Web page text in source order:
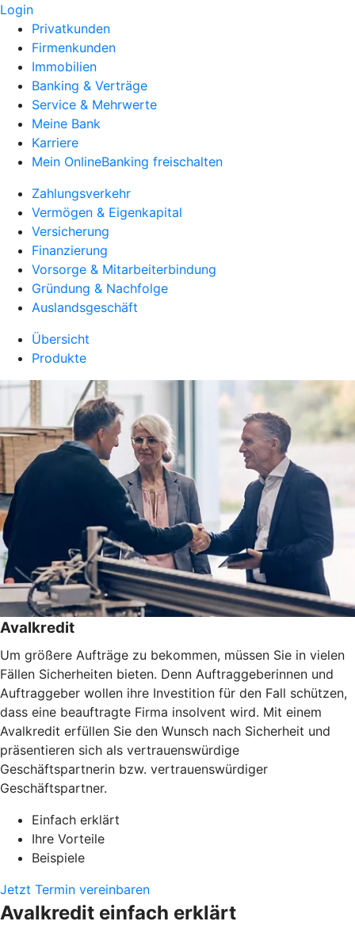
Login
Privatkunden
Firmenkunden
Immobilien
Banking & Verträge
Service & Mehrwerte
Meine Bank
Karriere
Mein OnlineBanking freischalten
Zahlungsverkehr
Vermögen & Eigenkapital
Versicherung
Finanzierung
Vorsorge & Mitarbeiterbindung
Gründung & Nachfolge
Auslandsgeschäft
Übersicht
Produkte
Avalkredit
Um größere Aufträge zu bekommen, müssen Sie in vielen
Fällen Sicherheiten bieten. Denn Auftraggeberinnen und
Auftraggeber wollen ihre Investition für den Fall schützen,
dass eine beauftragte Firma insolvent wird. Mit einem
Avalkredit erfüllen Sie den Wunsch nach Sicherheit und
präsentieren sich als vertrauenswürdige
Geschäftspartnerin bzw. vertrauenswürdiger
Geschäftspartner.
Einfach erklärt
Ihre Vorteile
Beispiele
Jetzt Termin vereinbaren
Avalkredit einfach erklärt